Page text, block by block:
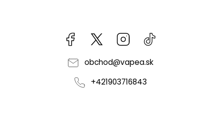
Facebook kzifcak85131Instagram
obchod@vapea.sk
+421903716843